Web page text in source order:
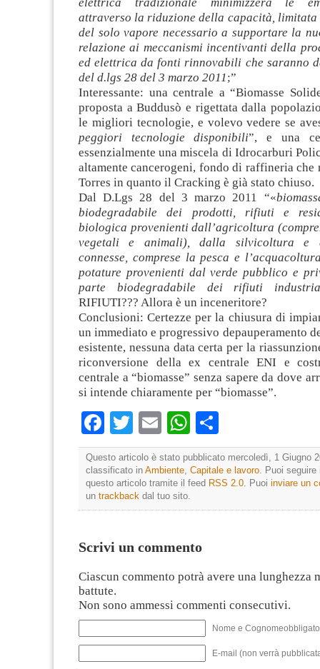
attraverso la riduzione della capacità,
del solo vapore necessario a supportare la
relazione ai meccanismi incentivanti della
ed elettrica da fonti rinnovabili che saranno
del d.lgs 28 del 3 marzo 2011;”
Interessante: una centrale a “Biomasse
proposta a Buddusò e rigettata dalla
le migliori tecnologie, e volevo vedere se
peggiori tecnologie disponibili”, e una
essenzialmente una miscela di Idrocarburi
altamente cancerogeni, fondo di raffineria che
Torres in quanto il Cracking è già stato chiuso.
Dal D.Lgs 28 del 3 marzo 2011 “«
biodegradabile dei prodotti, rifiuti e
biologica provenienti dall’agricoltura
vegetali e animali), dalla silvicoltura e
connesse, comprese la pesca e
potature provenienti dal verde pubblico e
parte biodegradabile dei rifiuti
RIFIUTI??? Allora è un inceneritore?
Conclusioni: Certezze per la chiusura di
un immediato e progressivo depauperamento
esistente, nessuna data certa per la
riconversione della ex centrale ENI e
centrale a “biomasse” senza sapere da dove
si intende chiaramente per “biomasse”.
Facebook
TwitterEmailWhatsApp
Questo articolo è stato pubblicato mercoledì, 1 Giugno
classificato in Ambiente Capitale e lavoro . Puoi
questo articolo tramite il feed RSS 2.0 . Puoi inviare un
un trackback dal tuo sito.
Scrivi un commento
Ciascun commento potrà avere una lunghezza
battute.
Non sono ammessi commenti consecutivi.
Nome e
E-mail (non verrà